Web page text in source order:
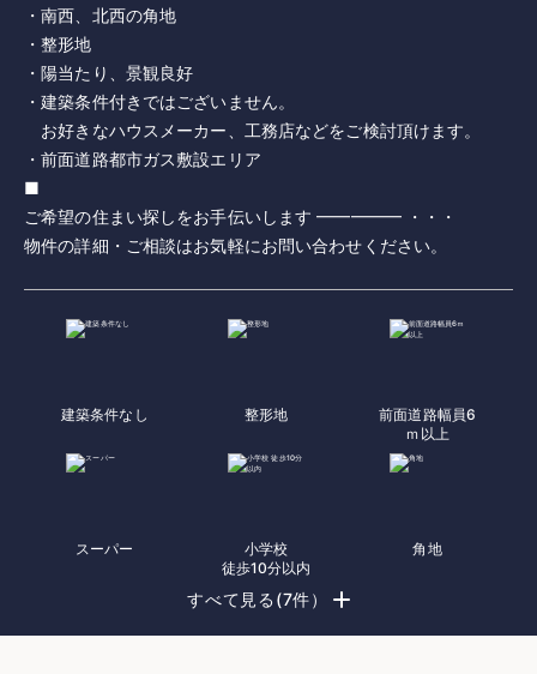
・南西、北西の角地
・整形地
・陽当たり、景観良好
・建築条件付きではございません。
お好きなハウスメーカー、工務店などをご検討頂けます。
・前面道路都市ガス敷設エリア
■
ご希望の住まい探しをお手伝いします ━━━━━ ・・・
物件の詳細・ご相談はお気軽にお問い合わせください。
建築条件なし 整形地
前面道路幅員6
ｍ以上
スーパー
小学校
徒歩10分以内
角地
すべて見る(7件）